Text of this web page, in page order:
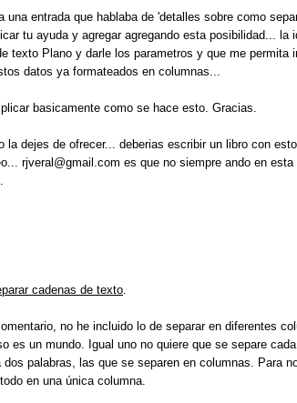
entrada que hablaba de 'detalles sobre como
tu ayuda y agregar agregando esta posibilidad... la
texto Plano y darle los parametros y que me permita
datos ya formateados en columnas...
basicamente como se hace esto. Gracias.
dejes de ofrecer... deberias escribir un libro con
rjveral@gmail.com es que no siempre ando en esta
cadenas de texto
no he incluido lo de separar en diferentes
es un mundo. Igual uno no quiere que se separe
palabras, las que se separen en columnas. Para
en una única columna.